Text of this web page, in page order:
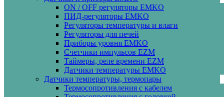
ON / OFF регуляторы EMKO
ПИД-регуляторы EMKO
Регуляторы температуры и влаги
Регуляторы для печей
Приборы уровня EMKO
Счетчики импульсов EZM
Таймеры, реле времени EZM
Датчики температуры EMKO
Датчики температуры, термопары
Термосопротивления с кабелем